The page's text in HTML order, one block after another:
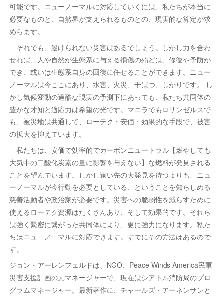
可能です。ニューノーマルに対応していくには、私たちが本当に
必要なものと、自然界が支えられるものとの、現実的な算定が求
めらます。
それでも、避けられない災害はあるでしょう。しかし力を合わ
せれば、人や自然が生態系に与える損傷の殆どは、修復や予防が
でき、或いは生態系自身の回復に任せることができます。ニュー
ノーマルは今ここにあり、水害、火災、干ばつ、しかりです。 し
かし気候変動の過酷な現実の予測下にあっても、私たち共同体の
豊かな才知と適応力は希望の光です。マニラでもロサンゼルスで
も、被災地は共通して、ローテク・安価・効果的な手段で、被害
の拡大を抑えています。
私たちは、安価で効率的でカーボンニュートラル【燃やしても
大気中の二酸化炭素の量に影響を与えない】な燃料が発見される
ことを望んでいます。しかし遠い先の大発見を待つよりも、ニュ
ーノーマルが今行動を必要としている、ということを知らしめる
慈善活動者や政治家が必要です。災害への脆弱性を減らすために
使えるローテク資源はたくさんあり、そして効果的です。それら
は強く緊密に繋がった共同体により、更に強力になります。私た
ちはニューノーマルに対応できます。すでにその方法はあるので
す。
ジョン・アーレンフェルドは、NGO、Peace Winds America民軍
災害支援計画の元マネージャーで、現在はシアトル消防局のプロ
グラムマネージャー。最新著作に、チャールズ・アーネンサンと